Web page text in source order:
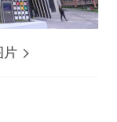
片